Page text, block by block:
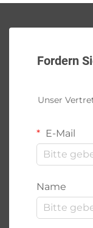
Fordern
Unser
E-Mail
Name